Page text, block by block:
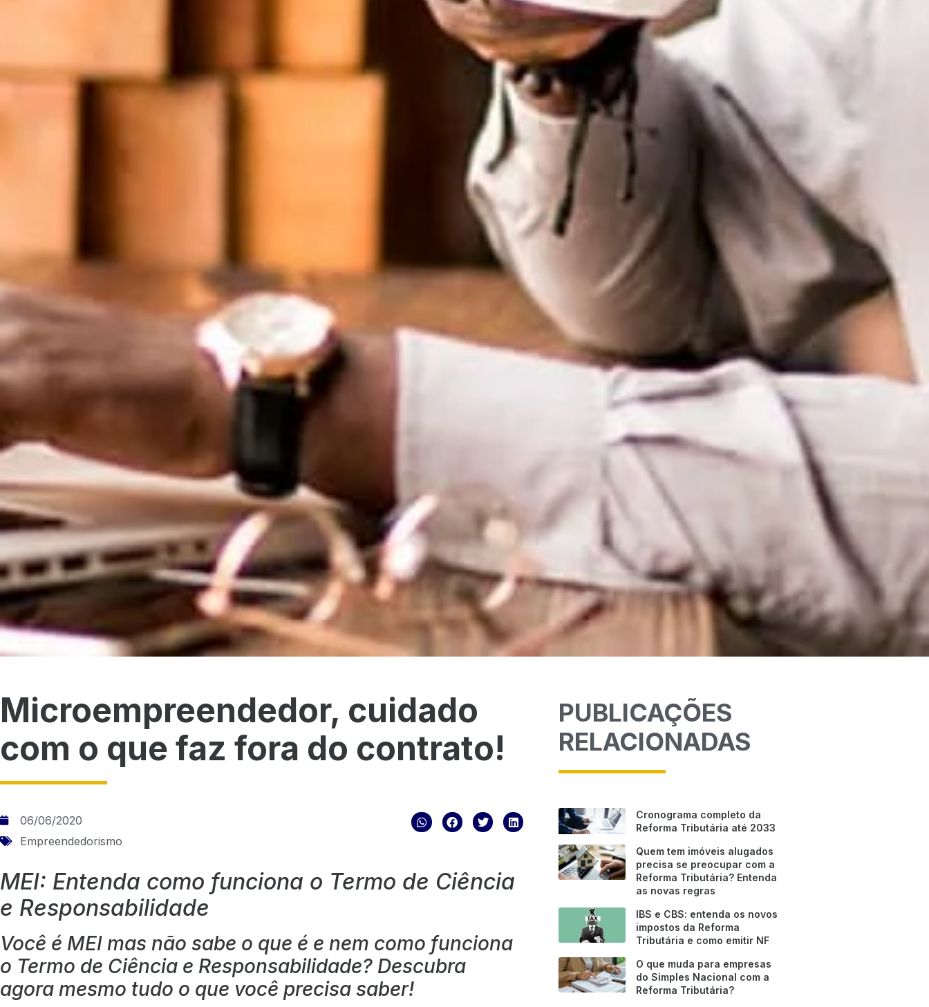
Microempreendedor, cuidado
com o que faz fora do contrato!
06/06/2020
Empreendedorismo
MEI: Entenda como funciona o Termo de Ciência
e Responsabilidade
Você é MEI mas não sabe o que é e nem como funciona
o Termo de Ciência e Responsabilidade? Descubra
agora mesmo tudo o que você precisa saber!
PUBLICAÇÕES
RELACIONADAS
Cronograma completo da
Reforma Tributária até 2033
Quem tem imóveis alugados
precisa se preocupar com a
Reforma Tributária? Entenda
as novas regras
IBS e CBS: entenda os novos
impostos da Reforma
Tributária e como emitir NF
O que muda para empresas
do Simples Nacional com a
Reforma Tributária?